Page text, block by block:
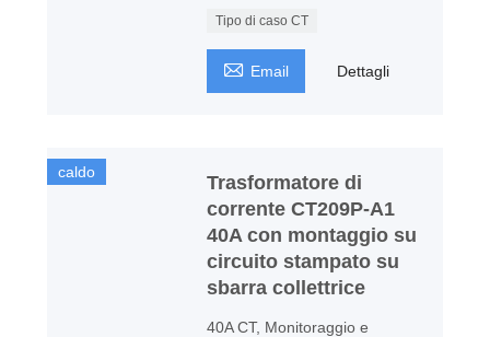
Tipo di caso CT
 Email Dettagli
caldo
Trasformatore di
corrente CT209P-A1
40A con montaggio su
circuito stampato su
sbarra collettrice
40A CT, Monitoraggio e